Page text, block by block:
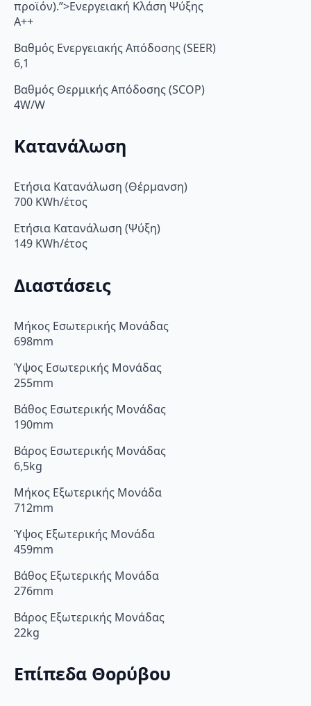
προϊόν).”>Ενεργειακή Κλάση Ψύξης
A++
Βαθμός Ενεργειακής Απόδοσης (SEER)
6,1
Βαθμός Θερμικής Απόδοσης (SCOP)
4W/W
Κατανάλωση
Ετήσια Κατανάλωση (Θέρμανση)
700 KWh/έτος
Ετήσια Κατανάλωση (Ψύξη)
149 KWh/έτος
Διαστάσεις
Μήκος Εσωτερικής Μονάδας
698mm
Ύψος Εσωτερικής Μονάδας
255mm
Βάθος Εσωτερικής Μονάδας
190mm
Βάρος Εσωτερικής Μονάδας
6,5kg
Μήκος Εξωτερικής Μονάδα
712mm
Ύψος Εξωτερικής Μονάδα
459mm
Βάθος Εξωτερικής Μονάδα
276mm
Βάρος Εξωτερικής Μονάδας
22kg
Επίπεδα Θορύβου